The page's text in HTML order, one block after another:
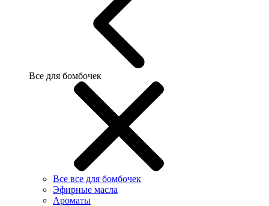
Все для бомбочек
Все все для бомбочек
Эфирные масла
Ароматы